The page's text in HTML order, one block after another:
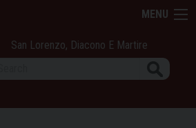
MENU
San Lorenzo, Diacono E Martire